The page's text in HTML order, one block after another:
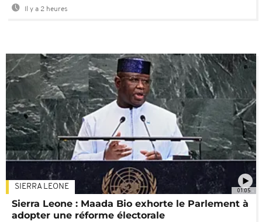
Il y a 2 heures
01:05
SIERRA LEONE
Sierra Leone : Maada Bio exhorte le Parlement à
adopter une réforme électorale